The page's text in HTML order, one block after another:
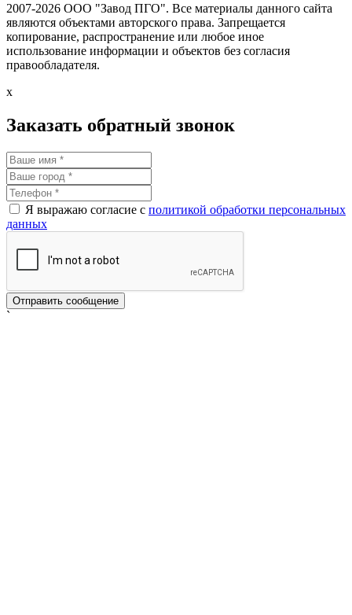
2007-2026 ООО "Завод ПГО". Все материалы данного сайта
являются объектами авторского права. Запрещается
копирование, распространение или любое иное
использование информации и объектов без согласия
правообладателя.
x
Заказать обратный звонок
Я выражаю согласие с политикой обработки персональных
данных
`